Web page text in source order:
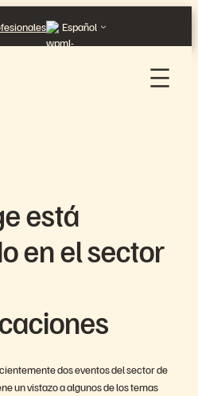
Español
está
en el sector
dos eventos del sector de
un vistazo a algunos de los temas